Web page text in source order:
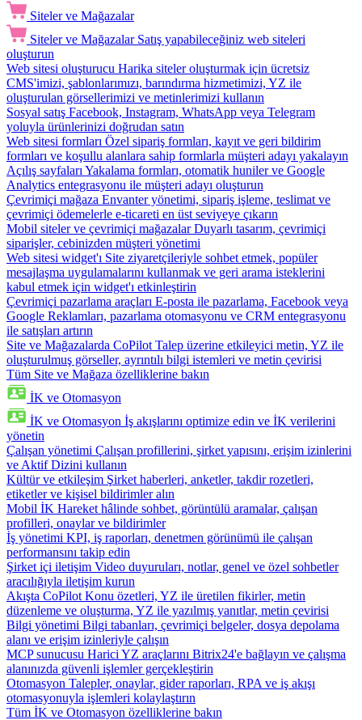
Siteler ve Mağazalar
Siteler ve Mağazalar Satış yapabileceğiniz web siteleri
oluşturun
Web sitesi oluşturucu Harika siteler oluşturmak için ücretsiz
CMS'imizi, şablonlarımızı, barındırma hizmetimizi, YZ ile
oluşturulan görsellerimizi ve metinlerimizi kullanın
Sosyal satış Facebook, Instagram, WhatsApp veya Telegram
yoluyla ürünlerinizi doğrudan satın
Web sitesi formları Özel sipariş formları, kayıt ve geri bildirim
formları ve koşullu alanlara sahip formlarla müşteri adayı yakalayın
Açılış sayfaları Yakalama formları, otomatik huniler ve Google
Analytics entegrasyonu ile müşteri adayı oluşturun
Çevrimiçi mağaza Envanter yönetimi, sipariş işleme, teslimat ve
çevrimiçi ödemelerle e-ticareti en üst seviyeye çıkarın
Mobil siteler ve çevrimiçi mağazalar Duyarlı tasarım, çevrimiçi
siparişler, cebinizden müşteri yönetimi
Web sitesi widget'ı Site ziyaretçileriyle sohbet etmek, popüler
mesajlaşma uygulamalarını kullanmak ve geri arama isteklerini
kabul etmek için widget'ı etkinleştirin
Çevrimiçi pazarlama araçları E-posta ile pazarlama, Facebook veya
Google Reklamları, pazarlama otomasyonu ve CRM entegrasyonu
ile satışları artırın
Site ve Mağazalarda CoPilot Talep üzerine etkileyici metin, YZ ile
oluşturulmuş görseller, ayrıntılı bilgi istemleri ve metin çevirisi
Tüm Site ve Mağaza özelliklerine bakın
İK ve Otomasyon
İK ve Otomasyon İş akışlarını optimize edin ve İK verilerini
yönetin
Çalışan yönetimi Çalışan profillerini, şirket yapısını, erişim izinlerini
ve Aktif Dizini kullanın
Kültür ve etkileşim Şirket haberleri, anketler, takdir rozetleri,
etiketler ve kişisel bildirimler alın
Mobil İK Hareket hâlinde sohbet, görüntülü aramalar, çalışan
profilleri, onaylar ve bildirimler
İş yönetimi KPI, iş raporları, denetmen görünümü ile çalışan
performansını takip edin
Şirket içi iletişim Video duyuruları, notlar, genel ve özel sohbetler
aracılığıyla iletişim kurun
Akışta CoPilot Konu özetleri, YZ ile üretilen fikirler, metin
düzenleme ve oluşturma, YZ ile yazılmış yanıtlar, metin çevirisi
Bilgi yönetimi Bilgi tabanları, çevrimiçi belgeler, dosya depolama
alanı ve erişim izinleriyle çalışın
MCP sunucusu Harici YZ araçlarını Bitrix24'e bağlayın ve çalışma
alanınızda güvenli işlemler gerçekleştirin
Otomasyon Talepler, onaylar, gider raporları, RPA ve iş akışı
otomasyonuyla işlemleri kolaylaştırın
Tüm İK ve Otomasyon özelliklerine bakın